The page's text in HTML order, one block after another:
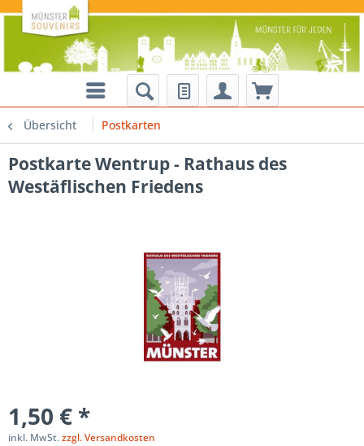
Übersicht Postkarten
Postkarte Wentrup - Rathaus des
Westäflischen Friedens
1,50 € *
inkl. MwSt.zzgl. Versandkosten